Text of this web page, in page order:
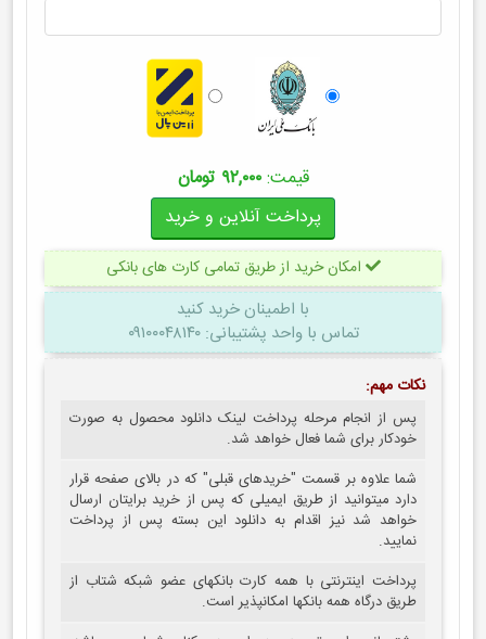
قیمت:۹۲,۰۰۰ تومان
امکان خرید از طریق تمامی کارت های بانکی
با اطمینان خرید کنید
تماس با واحد پشتیبانی: ۰۹۱۰۰۰۴۸۱۴۰
نکات مهم:
پس از انجام مرحله پرداخت لینک دانلود محصول به صورت
خودکار برای شما فعال خواهد شد.
شما علاوه بر قسمت "خریدهای قبلی" که در بالای صفحه قرار
دارد میتوانید از طریق ایمیلی که پس از خرید برایتان ارسال
خواهد شد نیز اقدام به دانلود این بسته پس از پرداخت
نمایید.
پرداخت اینترنتی با همه کارت بانکهای عضو شبکه شتاب از
طریق درگاه همه بانکها امکانپذیر است.